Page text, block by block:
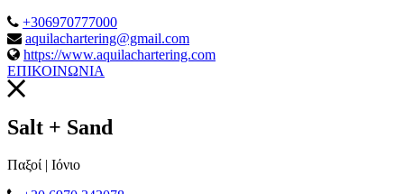
+306970777000
aquilachartering@gmail.com
https://www.aquilachartering.com
ΕΠΙΚΟΙΝΩΝΙΑ
Salt + Sand
Παξοί | Ιόνιο